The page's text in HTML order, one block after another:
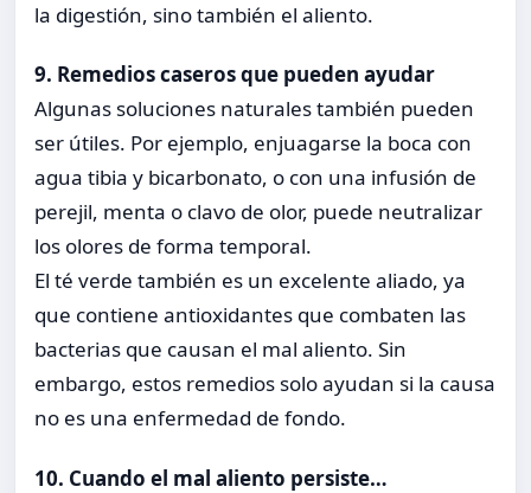
la digestión, sino también el aliento.
9. Remedios caseros que pueden ayudar
Algunas soluciones naturales también pueden
ser útiles. Por ejemplo, enjuagarse la boca con
agua tibia y bicarbonato, o con una infusión de
perejil, menta o clavo de olor, puede neutralizar
los olores de forma temporal.
El té verde también es un excelente aliado, ya
que contiene antioxidantes que combaten las
bacterias que causan el mal aliento. Sin
embargo, estos remedios solo ayudan si la causa
no es una enfermedad de fondo.
10. Cuando el mal aliento persiste…